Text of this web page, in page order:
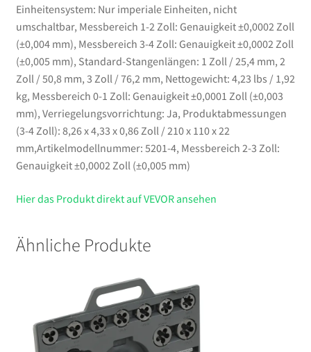
Einheitensystem: Nur imperiale Einheiten, nicht
umschaltbar, Messbereich 1-2 Zoll: Genauigkeit ±0,0002 Zoll
(±0,004 mm), Messbereich 3-4 Zoll: Genauigkeit ±0,0002 Zoll
(±0,005 mm), Standard-Stangenlängen: 1 Zoll / 25,4 mm, 2
Zoll / 50,8 mm, 3 Zoll / 76,2 mm, Nettogewicht: 4,23 lbs / 1,92
kg, Messbereich 0-1 Zoll: Genauigkeit ±0,0001 Zoll (±0,003
mm), Verriegelungsvorrichtung: Ja, Produktabmessungen
(3-4 Zoll): 8,26 x 4,33 x 0,86 Zoll / 210 x 110 x 22
mm,Artikelmodellnummer: 5201-4, Messbereich 2-3 Zoll:
Genauigkeit ±0,0002 Zoll (±0,005 mm)
Hier das Produkt direkt auf VEVOR ansehen
Ähnliche Produkte